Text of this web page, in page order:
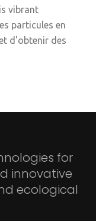
vibrant
particules en
d'obtenir des
for
innovative
ecological